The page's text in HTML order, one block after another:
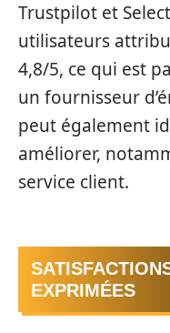
Trustpilot et
utilisateurs
4,8/5, ce qui est
un fournisseur
peut également
améliorer,
service client.
EXPRIMÉES